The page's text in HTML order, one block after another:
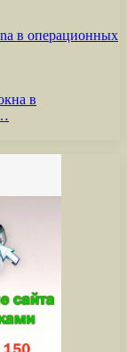
в операционных
в